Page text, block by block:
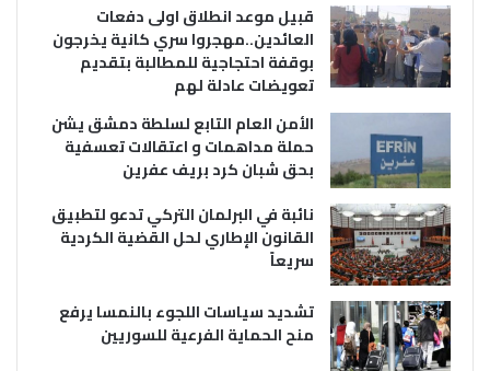
قبيل موعد انطلاق اولى دفعات
العائدين..مهجروا سري كانية يخرجون
بوقفة احتجاجية للمطالبة بتقديم
تعويضات عادلة لهم
الأمن العام التابع لسلطة دمشق يشن
حملة مداهمات و اعتقالات تعسفية
بحق شبان كرد بريف عفرين
نائبة في البرلمان التركي تدعو لتطبيق
القانون الإطاري لحل القضية الكردية
سريعاً
تشديد سياسات اللجوء بالنمسا يرفع
منح الحماية الفرعية للسوريين